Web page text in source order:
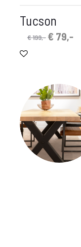
Tucson
€199,- € 79,-